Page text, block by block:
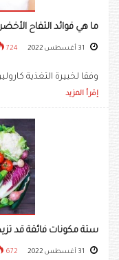
ما هي فوائد التفاح
724
وفقا لخبيرة التغذية
إقرأ المزيد
ستة مكونات فائقة قد تزيد
672